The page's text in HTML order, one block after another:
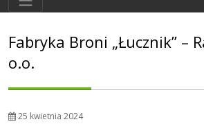
Fabryka Broni „Łucznik” –
o.o.
25 kwietnia 2024